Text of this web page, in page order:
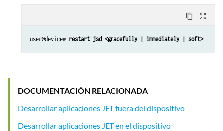
content_copy zoom_out_map
user@device# restart jsd <gracefully | immediately | soft>
DOCUMENTACIÓN RELACIONADA
Desarrollar aplicaciones JET fuera del dispositivo
Desarrollar aplicaciones JET en el dispositivo